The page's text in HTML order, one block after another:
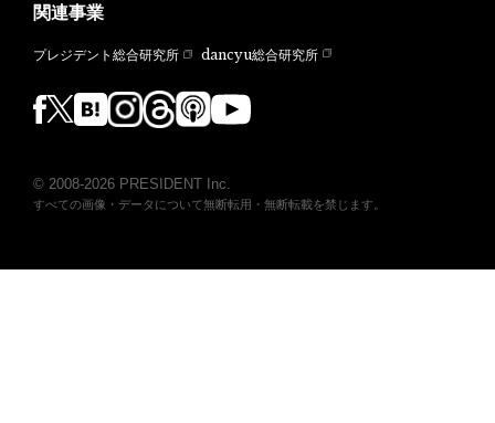
関連事業
プレジデント総合研究所 dancyu総合研究所
© 2008-2026 PRESIDENT Inc.
すべての画像・データについて無断転用・無断転載を禁じます。